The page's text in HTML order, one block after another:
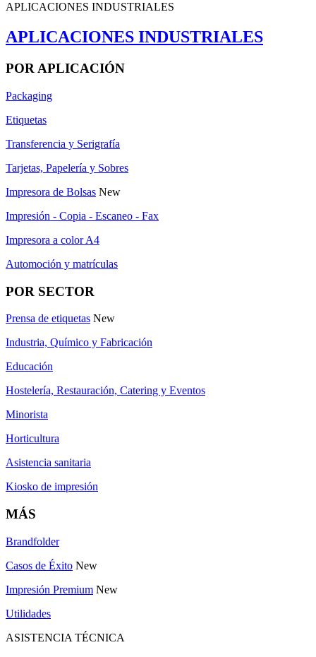
APLICACIONES INDUSTRIALES
APLICACIONES INDUSTRIALES
POR APLICACIÓN
Packaging
Etiquetas
Transferencia y Serigrafía
Tarjetas, Papelería y Sobres
Impresora de Bolsas New
Impresión - Copia - Escaneo - Fax
Impresora a color A4
Automoción y matrículas
POR SECTOR
Prensa de etiquetas New
Industria, Químico y Fabricación
Educación
Hostelería, Restauración, Catering y Eventos
Minorista
Horticultura
Asistencia sanitaria
Kiosko de impresión
MÁS
Brandfolder
Casos de Éxito New
Impresión Premium New
Utilidades
ASISTENCIA TÉCNICA